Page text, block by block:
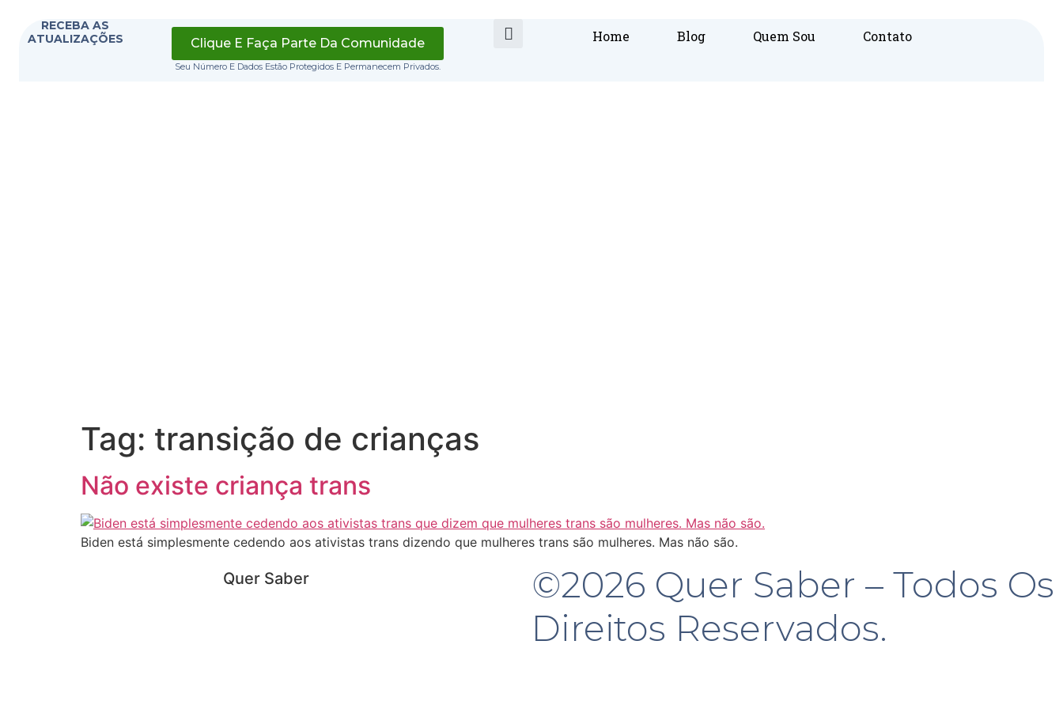
RECEBA AS
ATUALIZAÇÕES
Clique E Faça Parte Da Comunidade
Seu Número E Dados Estão Protegidos E Permanecem Privados.
Home Blog Quem Sou Contato
Tag: transição de crianças
Não existe criança trans
Biden está simplesmente cedendo aos ativistas trans dizendo que mulheres trans são mulheres. Mas não são.
Quer Saber
©2026 Quer Saber – Todos Os
Direitos Reservados.